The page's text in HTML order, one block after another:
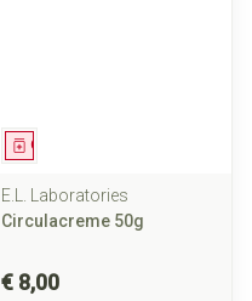
Geneesmiddel
E.L. Laboratories
Circulacreme 50g
€ 8,00